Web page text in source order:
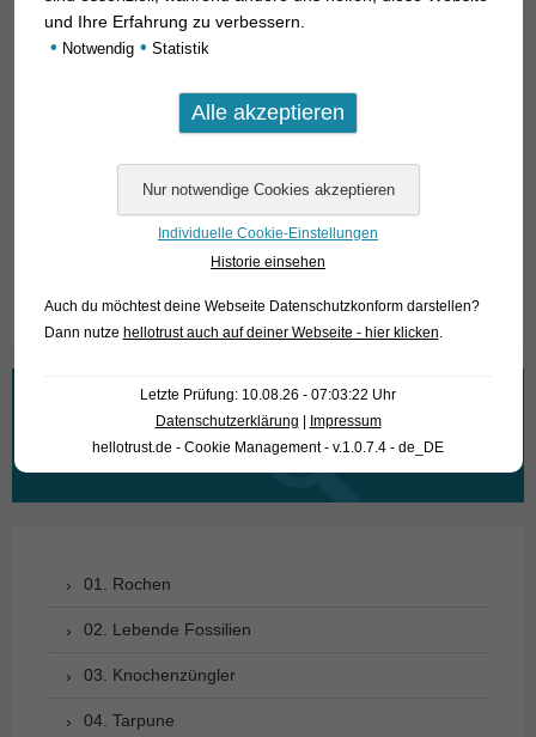
Handel sind, liegt wohl darin, dass sie deutlich weniger Eier
pro Gelege (ca. 60) bingen, als der gewöhnlichen „Aquarien-
Für unsere Kunden: die Tiere haben Code 26480-LDA 016-0
(3 cm) und 26480-LDA 016-1 (4-5 cm) auf unserer Stockliste.
Bitte beachten Sie, dass wir ausschließlich den Großhandel
Wonach suchen Sie?
Suchen
01. Rochen
02. Lebende Fossilien
03. Knochenzüngler
04. Tarpune
und Ihre Erfahrung zu verbessern.
• Notwendig • Statistik
Individuelle Cookie-Einstellungen
Historie einsehen
Auch du möchtest deine Webseite Datenschutzkonform darstellen?
Dann nutze hellotrust auch auf deiner Webseite - hier klicken
Letzte Prüfung: 10.08.26 - 07:03:22 Uhr
Datenschutzerklärung | Impressum
hellotrust.de - Cookie Management - v.1.0.7.4 - de_DE